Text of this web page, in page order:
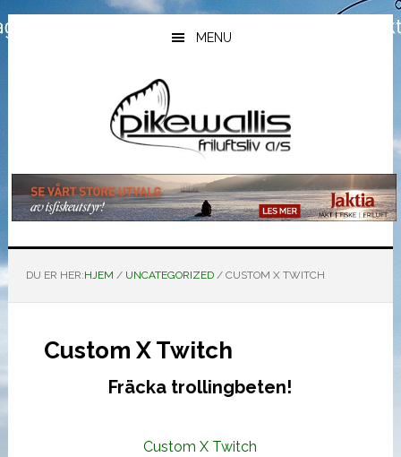
Hopp
til
Hopp
til
Hopp
til
MENU
DU ER HER:HJEM / UNCATEGORIZED /CUSTOM X TWITCH
Custom X Twitch
Fräcka trollingbeten!
Custom X Twitch